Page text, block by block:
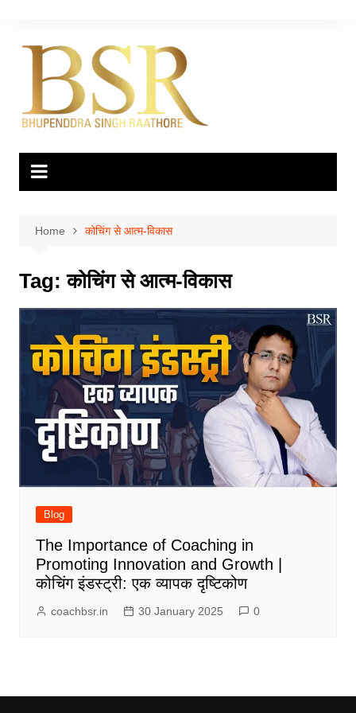
content
Home कोचिंग से आत्म-विकास
Tag:कोचिंग से आत्म-विकास
Blog
The Importance of Coaching in
Promoting Innovation and Growth |
कोचिंग इंडस्ट्री: एक व्यापक दृष्टिकोण
coachbsr.in 30 January 2025 0